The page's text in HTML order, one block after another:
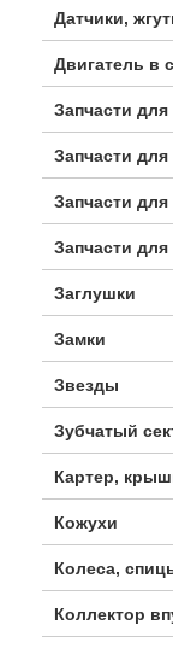
Датчики,
Двигатель в
Запчасти для
Запчасти для
Запчасти
Запчасти для
Заглушки
Замки
Звезды
Зубчатый
Картер,
Кожухи
Колеса,
Коллектор